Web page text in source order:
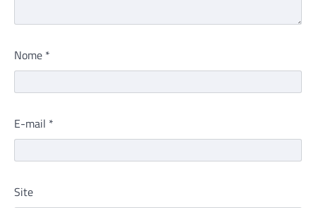
Nome *
E-mail *
Site